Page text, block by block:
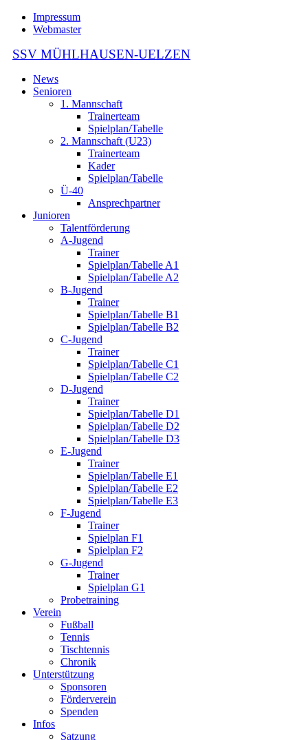
Impressum
Webmaster
SSV MÜHLHAUSEN-UELZEN
News
Senioren
1. Mannschaft
Trainerteam
Spielplan/Tabelle
2. Mannschaft (U23)
Trainerteam
Kader
Spielplan/Tabelle
Ü-40
Ansprechpartner
Junioren
Talentförderung
A-Jugend
Trainer
Spielplan/Tabelle A1
Spielplan/Tabelle A2
B-Jugend
Trainer
Spielplan/Tabelle B1
Spielplan/Tabelle B2
C-Jugend
Trainer
Spielplan/Tabelle C1
Spielplan/Tabelle C2
D-Jugend
Trainer
Spielplan/Tabelle D1
Spielplan/Tabelle D2
Spielplan/Tabelle D3
E-Jugend
Trainer
Spielplan/Tabelle E1
Spielplan/Tabelle E2
Spielplan/Tabelle E3
F-Jugend
Trainer
Spielplan F1
Spielplan F2
G-Jugend
Trainer
Spielplan G1
Probetraining
Verein
Fußball
Tennis
Tischtennis
Chronik
Unterstützung
Sponsoren
Förderverein
Spenden
Infos
Satzung